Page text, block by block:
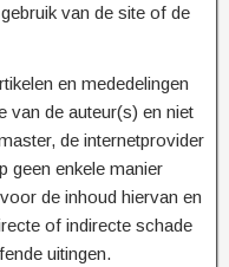
van de site of de
en mededelingen
van de auteur(s) en niet
de internetprovider
geen enkele manier
de inhoud hiervan en
of indirecte schade
uitingen.